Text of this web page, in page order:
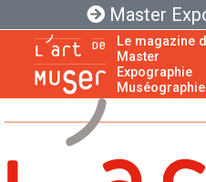
Master
Le magazine
Master
Expographie
Muséographie